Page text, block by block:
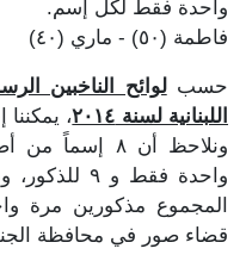
واحدة فقط لكل إسم.
فاطمة (٥٠) - ماري (٤٠)
حسبلوائح الناخبين
اللبنانية لسنة ٢٠١٤
ونلاحظ أن ٨
المجموع مذكورين مرة
قضاء صور في محافظة